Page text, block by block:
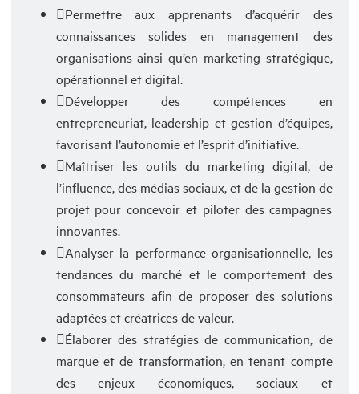
Permettre aux apprenants d’acquérir des
connaissances solides en management des
organisations ainsi qu’en marketing stratégique,
opérationnel et digital.
Développer des compétences en
entrepreneuriat, leadership et gestion d’équipes,
favorisant l’autonomie et l’esprit d’initiative.
Maîtriser les outils du marketing digital, de
l’influence, des médias sociaux, et de la gestion de
projet pour concevoir et piloter des campagnes
innovantes.
Analyser la performance organisationnelle, les
tendances du marché et le comportement des
consommateurs afin de proposer des solutions
adaptées et créatrices de valeur.
Élaborer des stratégies de communication, de
marque et de transformation, en tenant compte
des enjeux économiques, sociaux et